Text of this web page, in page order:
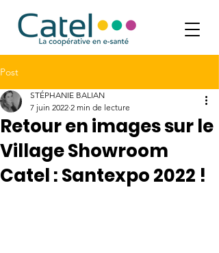
Post
Retour en images sur le
Village Showroom
Catel : Santexpo 2022 !
STÉPHANIE BALIAN
7 juin 2022 2 min de lecture